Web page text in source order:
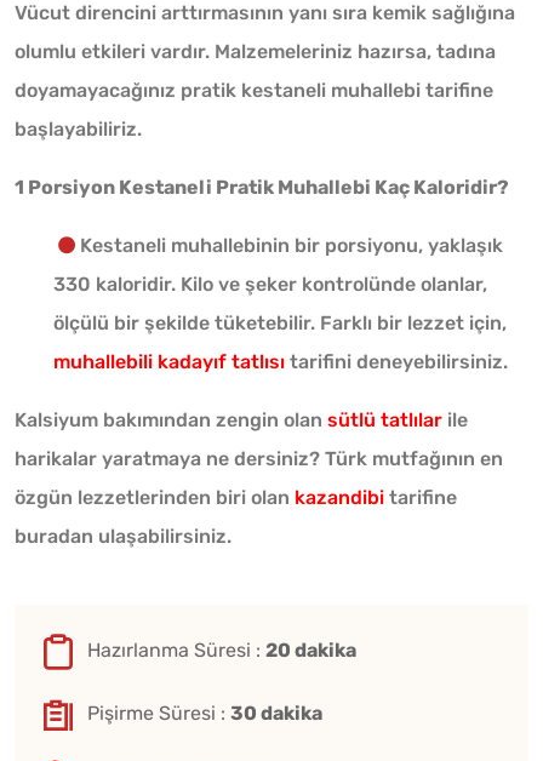
Vücut direncini arttırmasının yanı sıra kemik sağlığına
olumlu etkileri vardır. Malzemeleriniz hazırsa, tadına
doyamayacağınız pratik kestaneli muhallebi tarifine
başlayabiliriz.
1 Porsiyon Kestaneli Pratik Muhallebi Kaç Kaloridir?
Kestaneli muhallebinin bir porsiyonu, yaklaşık
330 kaloridir. Kilo ve şeker kontrolünde olanlar,
ölçülü bir şekilde tüketebilir. Farklı bir lezzet için,
muhallebili kadayıf tatlısı tarifini deneyebilirsiniz.
Kalsiyum bakımından zengin olan sütlü tatlılar ile
harikalar yaratmaya ne dersiniz? Türk mutfağının en
özgün lezzetlerinden biri olan kazandibi tarifine
buradan ulaşabilirsiniz.
Hazırlanma Süresi : 20 dakika
Pişirme Süresi : 30 dakika